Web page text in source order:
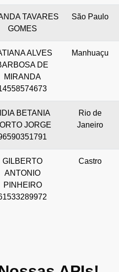
TAVARES
GOMES
São Paulo
ALVES
DE
MIRANDA
Manhuaçu
BETANIA
JORGE
Rio de
Janeiro
GILBERTO
ANTONIO
PINHEIRO
Castro